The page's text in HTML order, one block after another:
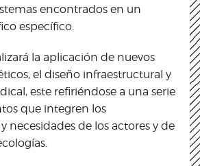
encontrados en un
específico.
la aplicación de nuevos
el diseño infraestructural y
este refiriéndose a una serie
que integren los
necesidades de los actores y de